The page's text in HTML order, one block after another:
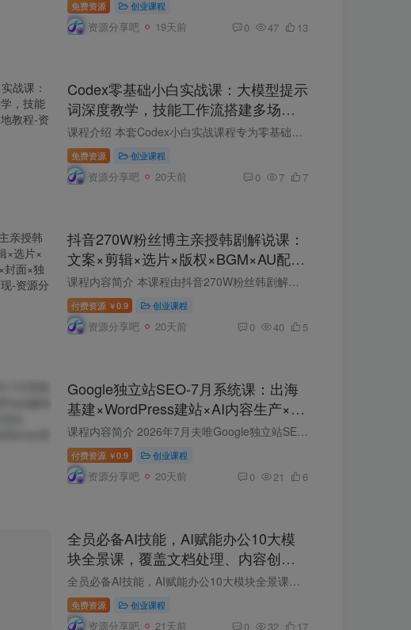
免费资源 创业课程
资源分享吧 19天前 0 47 13
Codex零基础小白实战课：大模型提示
词深度教学，技能工作流搭建多场景
落地教程
课程介绍 本套Codex小白实战课程专为零基础学员打造，从零拆解大模型与Codex核心逻辑，避开AI使用误区。课程详解TOKEN、多轮对话、模型幻觉等底层知识，对比Codex与普通聊天框差异，手把手教学...
免费资源 创业课程
资源分享吧 20天前 0 7 7
抖音270W粉丝博主亲授韩剧解说课：
文案×剪辑×选片×版权×BGM×AU配音
×封面×独家签约，零基础到变现
课程内容简介 本课程由抖音270W粉丝韩剧解说博主亲授，系统教学影视剧解说从零基础入门到变现的全流程。课程十大核心板块：爆款文案撰写、视频剪辑技巧、素材选片与合规下载、版权规避方法、BGM...
付费资源 ￥0.9 创业课程
资源分享吧 20天前 0 40 5
Google独立站SEO-7月系统课：出海
基建×WordPress建站×AI内容生产×站
内外优化×Search Console×AdSense
变现
课程内容简介 2026年7月夫唯Google独立站SEO完整版，拥有12年SEO经验讲师授课，完整覆盖出海配套工具、域名服务器选型、WordPress标准化建站、细分关键词拓词、AI英文内容批量创作、站内站外SEO...
付费资源 ￥0.9 创业课程
资源分享吧 20天前 0 21 6
全员必备AI技能，AI赋能办公10大模
块全景课，覆盖文档处理、内容创
作、数据分析、智能体开发等核心场
景
全员必备AI技能，AI赋能办公10大模块全景课，覆盖文档处理、内容创作、数据分析、智能体开发等核心场景 课程背景 在当前AI技术快速发展的时代背景下，可以帮助企业突破创新、洞察和提效的挑战，...
免费资源 创业课程
资源分享吧 21天前 0 32 17